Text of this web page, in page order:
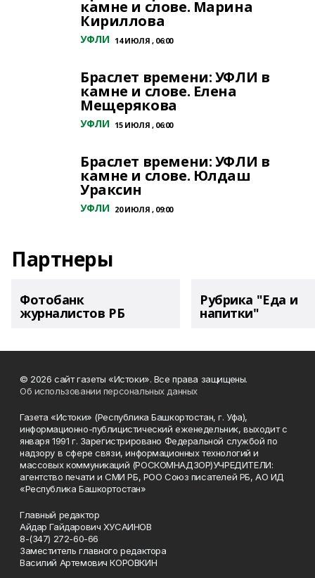
камне и слове. Марина
Кириллова
УФЛИ 14 ИЮЛЯ , 06:00
Браслет времени: УФЛИ в
камне и слове. Елена
Мещерякова
УФЛИ 15 ИЮЛЯ , 06:00
Браслет времени: УФЛИ в
камне и слове. Юлдаш
Ураксин
УФЛИ 20 ИЮЛЯ , 09:00
Партнеры
Фотобанк
журналистов РБ
Рубрика "Еда и
напитки"
© 2026 сайт газеты «Истоки». Все права защищены.
Об использовании персональных данных
Газета «Истоки» (Республика Башкортостан, г. Уфа),
информационно-публицистический еженедельник, выходит с
января 1991 г. Зарегистрировано Федеральной службой по
надзору в сфере связи, информационных технологий и
массовых коммуникаций (РОСКОМНАДЗОР)УЧРЕДИТЕЛИ:
агентство печати и СМИ РБ, РОО Союз писателей РБ, АО ИД
«Республика Башкортостан»
Главный редактор
Айдар Гайдарович ХУСАИНОВ
8-(347) 272-60-66
Заместитель главного редактора
Василий Артемович КОРОВКИН